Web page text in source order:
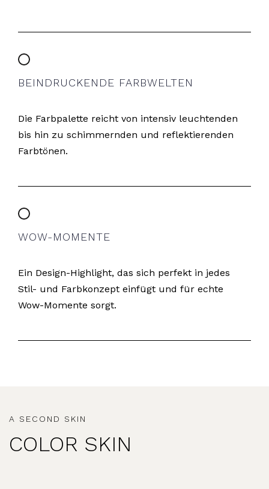
BEINDRUCKENDE FARBWELTEN
Die Farbpalette reicht von intensiv leuchtenden
bis hin zu schimmernden und reflektierenden
Farbtönen.
WOW-MOMENTE
Ein Design-Highlight, das sich perfekt in jedes
Stil- und Farbkonzept einfügt und für echte
Wow-Momente sorgt.
A SECOND SKIN
COLOR SKIN